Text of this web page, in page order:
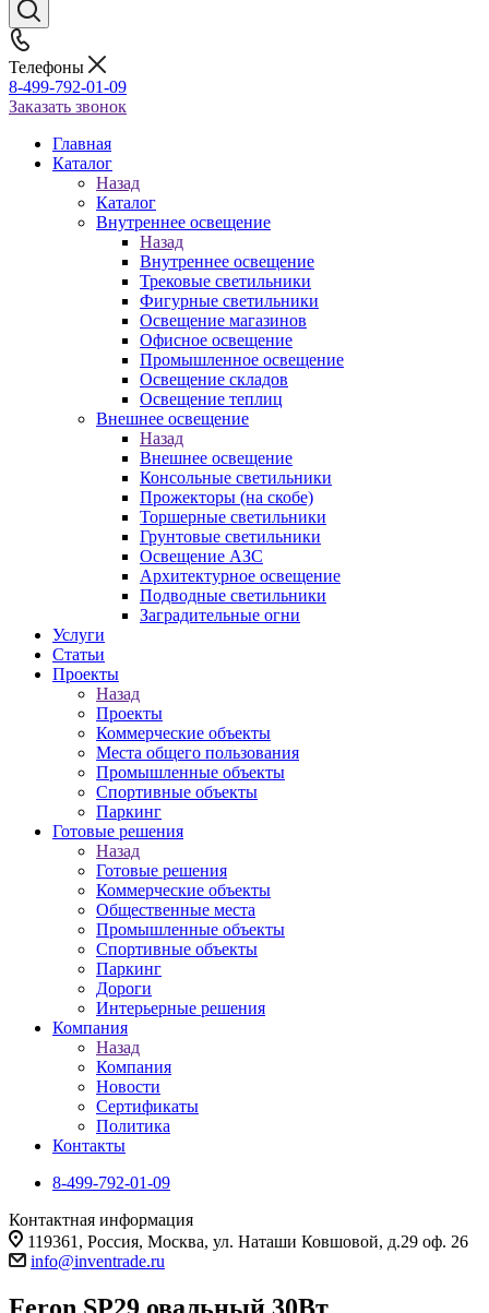
Телефоны
8-499-792-01-09
Заказать звонок
Главная
Каталог
Назад
Каталог
Внутреннее освещение
Назад
Внутреннее освещение
Трековые светильники
Фигурные светильники
Освещение магазинов
Офисное освещение
Промышленное освещение
Освещение складов
Освещение теплиц
Внешнее освещение
Назад
Внешнее освещение
Консольные светильники
Прожекторы (на скобе)
Торшерные светильники
Грунтовые светильники
Освещение АЗС
Архитектурное освещение
Подводные светильники
Заградительные огни
Услуги
Статьи
Проекты
Назад
Проекты
Коммерческие объекты
Места общего пользования
Промышленные объекты
Спортивные объекты
Паркинг
Готовые решения
Назад
Готовые решения
Коммерческие объекты
Общественные места
Промышленные объекты
Спортивные объекты
Паркинг
Дороги
Интерьерные решения
Компания
Назад
Компания
Новости
Сертификаты
Политика
Контакты
8-499-792-01-09
Контактная информация
119361, Россия, Москва, ул. Наташи Ковшовой, д.29 оф. 26
info@inventrade.ru